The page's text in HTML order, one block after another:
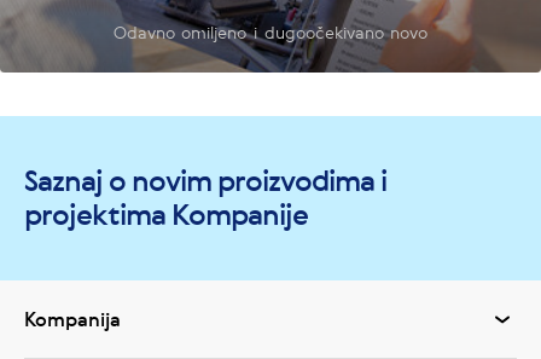
Odavno omiljeno i dugoočekivano novo
Saznaj o novim proizvodima i
projektima Kompanije
Kompanija